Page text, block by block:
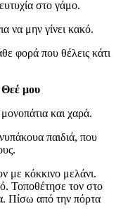
στο γάμο.
να μην γίνει κακό.
φορά που θέλεις κάτι
μου
και χαρά.
παιδιά, που
με κόκκινο μελάνι.
Τοποθέτησε τον στο
Πίσω από την πόρτα